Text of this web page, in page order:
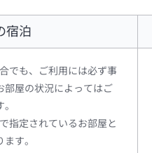
宿泊
でも、ご利用には必ず事
部屋の状況によってはご
指定されているお部屋と
す。